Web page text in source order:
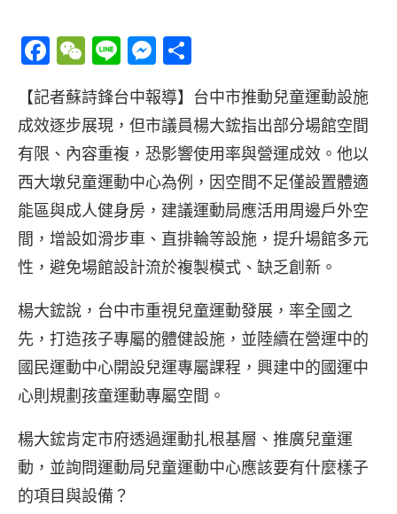
Facebook
WeChat
LineMessenger
享
【記者蘇詩鋒台中報導】台中市推動兒童運動設施
成效逐步展現，但市議員楊大鋐指出部分場館空間
有限、內容重複，恐影響使用率與營運成效。他以
西大墩兒童運動中心為例，因空間不足僅設置體適
能區與成人健身房，建議運動局應活用周邊戶外空
間，增設如滑步車、直排輪等設施，提升場館多元
性，避免場館設計流於複製模式、缺乏創新。
楊大鋐說，台中市重視兒童運動發展，率全國之
先，打造孩子專屬的體健設施，並陸續在營運中的
國民運動中心開設兒運專屬課程，興建中的國運中
心則規劃孩童運動專屬空間。
楊大鋐肯定市府透過運動扎根基層、推廣兒童運
動，並詢問運動局兒童運動中心應該要有什麼樣子
的項目與設備？